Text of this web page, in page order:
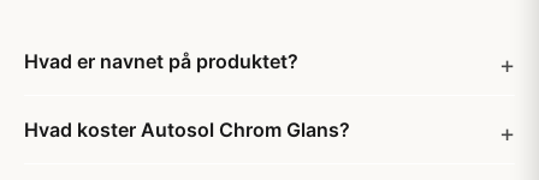
Hvad er navnet på produktet?
Hvad koster Autosol Chrom Glans?